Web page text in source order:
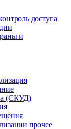
доступа
и
(СКУД)
прочее